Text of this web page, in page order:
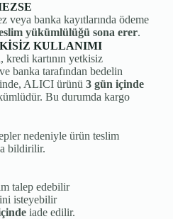
banka kayıtlarında ödeme
yükümlülüğü sona erer.
KULLANIMI
kartının yetkisiz
banka tarafından bedelin
ALICI ürünü 3 gün içinde
Bu durumda kargo
nedeniyle ürün teslim
bildirilir.
talep edebilir
isteyebilir
iade edilir.